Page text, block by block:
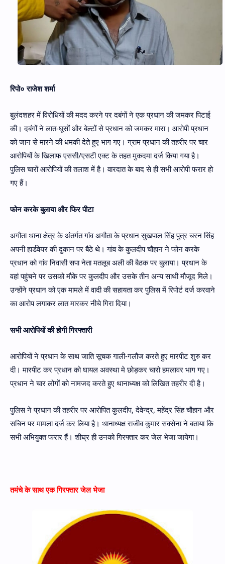
रिपो० राजेश शर्मा
बुलंदशहर में विरोधियों की मदद करने पर दबंगों ने एक प्रधान की जमकर पिटाई
की। दबंगों ने लात-घूसों और बेल्टों से प्रधान को जमकर मारा। आरोपी प्रधान
को जान से मारने की धमकी देते हुए भाग गए। ग्राम प्रधान की तहरीर पर चार
आरोपियों के खिलाफ एससी/एसटी एक्ट के तहत मुकदमा दर्ज किया गया है।
पुलिस चारों आरोपियों की तलाश में है। वारदात के बाद से ही सभी आरोपी फरार हो
गए हैं।
फोन करके बुलाया और फिर पीटा
अगौता थाना क्षेत्र के अंतर्गत गांव अगौता के प्रधान सुखपाल सिंह पुत्र चरन सिंह
अपनी हार्डवेयर की दुकान पर बैठे थे। गांव के कुलदीप चौहान ने फोन करके
प्रधान को गांव निवासी सपा नेता मतलूब अली की बैठक पर बुलाया। प्रधान के
वहां पहुंचने पर उसको मौके पर कुलदीप और उसके तीन अन्य साथी मौजूद मिले।
उन्होंने प्रधान को एक मामले में वादी की सहायता कर पुलिस में रिपोर्ट दर्ज करवाने
का आरोप लगाकर लात मारकर नीचे गिरा दिया।
सभी आरोपियों की होगी गिरफ्तारी
आरोपियों ने प्रधान के साथ जाति सूचक गाली-गलौज करते हुए मारपीट शुरु कर
दी। मारपीट कर प्रधान को घायल अवस्था मे छोड़कर चारो हमलावर भाग गए।
प्रधान ने चार लोगों को नामजद करते हुए थानाध्यक्ष को लिखित तहरीर दी है।
पुलिस ने प्रधान की तहरीर पर आरोपित कुलदीप, देवेन्द्र, महेंद्र सिंह चौहान और
सचिन पर मामला दर्ज कर लिया है। थानाध्यक्ष राजीव कुमार सक्सेना ने बताया कि
सभी अभियुक्त फरार हैं। शीघ्र ही उनको गिरफ्तार कर जेल भेजा जायेगा।
तमंचे के साथ एक गिरफ्तार जेल भेजा